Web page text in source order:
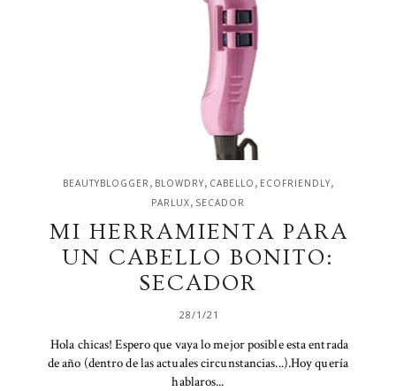
BEAUTYBLOGGER, BLOWDRY, CABELLO , ECOFRIENDLY,
PARLUX, SECADOR
MI HERRAMIENTA PARA
UN CABELLO BONITO:
SECADOR
28/1/21
Hola chicas! Espero que vaya lo mejor posible esta entrada
de año (dentro de las actuales circunstancias...).Hoy quería
hablaros...